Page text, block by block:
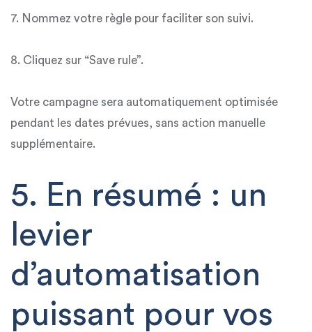
7. Nommez votre règle pour faciliter son suivi.
8. Cliquez sur “Save rule”.
Votre campagne sera automatiquement optimisée
pendant les dates prévues, sans action manuelle
supplémentaire.
5. En résumé : un
levier
d’automatisation
puissant pour vos